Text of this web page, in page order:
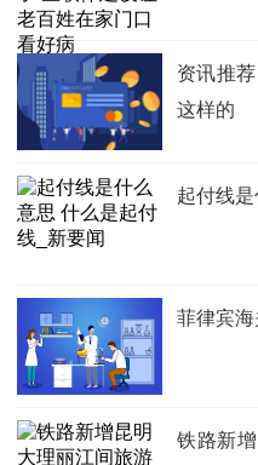
资讯推
这样的
起付线
菲律宾
铁路新